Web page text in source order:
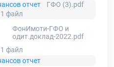
отчет
ГФО (3).pdf
файл
ФонИмоти-ГФО и
одит.доклад-2022.pdf
файл
отчет